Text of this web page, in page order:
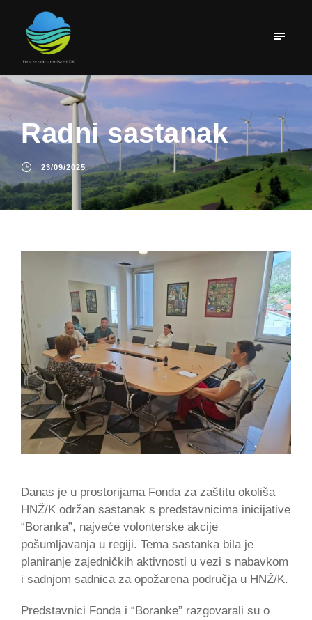
Radni sastanak
23/09/2025
Danas je u prostorijama Fonda za zaštitu okoliša
HNŽ/K održan sastanak s predstavnicima inicijative
“Boranka”, najveće volonterske akcije
pošumljavanja u regiji. Tema sastanka bila je
planiranje zajedničkih aktivnosti u vezi s nabavkom
i sadnjom sadnica za opožarena područja u HNŽ/K.
Predstavnici Fonda i “Boranke” razgovarali su o